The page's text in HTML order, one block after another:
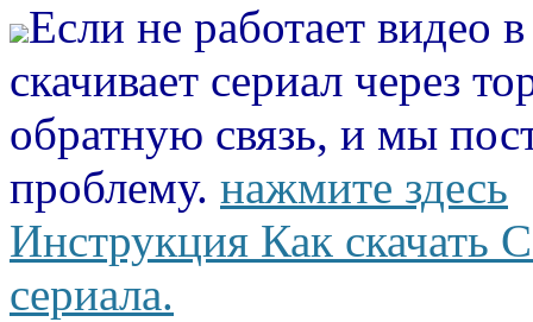
Если не работает видео
скачивает сериал через
обратную связь, и мы
проблему. нажмите здесь
Инструкция Как скачать
сериала.